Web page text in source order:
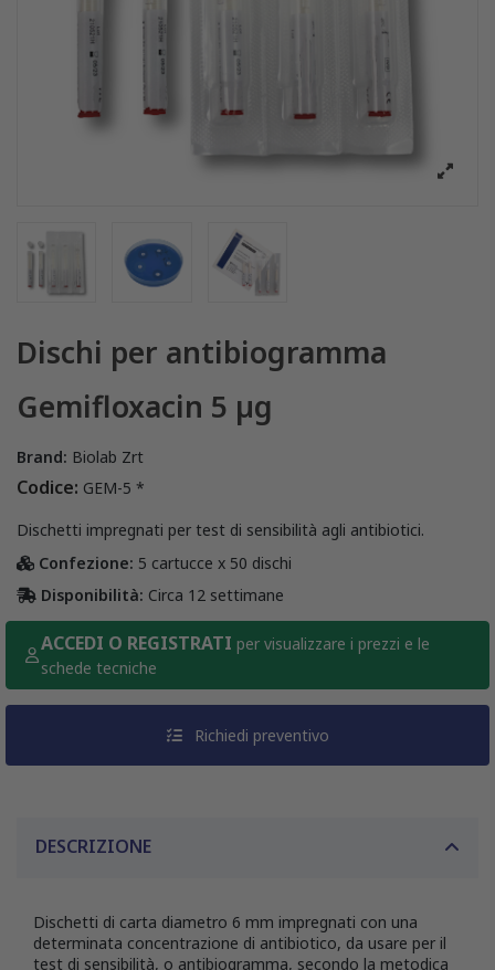
Dischi per antibiogramma
Gemifloxacin 5 µg
Brand: Biolab Zrt
Codice: GEM-5 *
Dischetti impregnati per test di sensibilità agli antibiotici.
Confezione: 5 cartucce x 50 dischi
Disponibilità: Circa 12 settimane
ACCEDI O REGISTRATI per visualizzare i prezzi e le
schede tecniche
Richiedi preventivo
DESCRIZIONE
Dischetti di carta diametro 6 mm impregnati con una
determinata concentrazione di antibiotico, da usare per il
test di sensibilità, o antibiogramma, secondo la metodica